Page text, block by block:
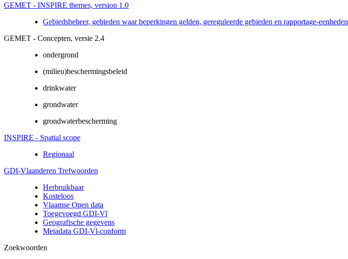
GEMET - INSPIRE themes, version 1.0
Gebiedsbeheer, gebieden waar beperkingen gelden, gereguleerde gebieden en rapportage-eenheden
GEMET - Concepten, versie 2.4
ondergrond
(milieu)beschermingsbeleid
drinkwater
grondwater
grondwaterbescherming
INSPIRE - Spatial scope
Regionaal
GDI-Vlaanderen Trefwoorden
Herbruikbaar
Kosteloos
Vlaamse Open data
Toegevoegd GDI-Vl
Geografische gegevens
Metadata GDI-Vl-conform
Zoekwoorden